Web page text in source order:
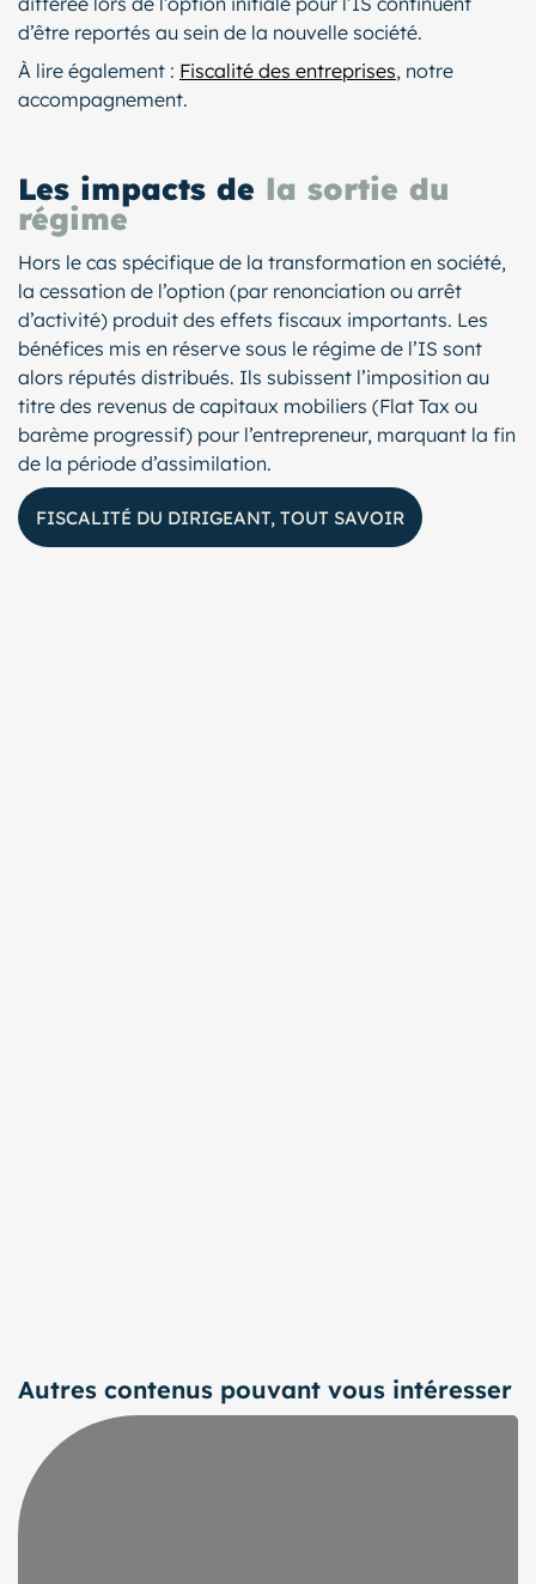
d’être reportés au sein de la nouvelle société.
À lire également : Fiscalité des entreprises, notre
accompagnement.
Les impacts de la sortie du
régime
Hors le cas spécifique de la transformation en société,
la cessation de l’option (par renonciation ou arrêt
d’activité) produit des effets fiscaux importants. Les
bénéfices mis en réserve sous le régime de l’IS sont
alors réputés distribués. Ils subissent l’imposition au
titre des revenus de capitaux mobiliers (Flat Tax ou
barème progressif) pour l’entrepreneur, marquant la fin
de la période d’assimilation.
FISCALITÉ DU DIRIGEANT, TOUT SAVOIR
Autres contenus pouvant vous intéresser